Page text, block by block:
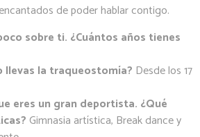
de poder hablar contigo.
sobre ti. ¿Cuántos años tienes
llevas la traqueostomía? Desde los 17
eres un gran deportista. ¿Qué
Gimnasia artística, Break dance y